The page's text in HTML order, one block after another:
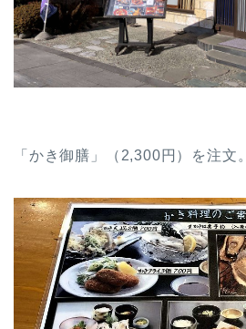
「かき御膳」（2,300円）を注文。